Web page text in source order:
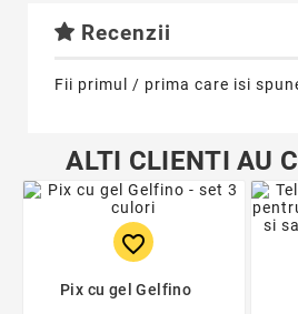
Recenzii
Fii primul / prima care isi
ALTI CLIENTI AU
favorite_border
Pix cu gel Gelfino